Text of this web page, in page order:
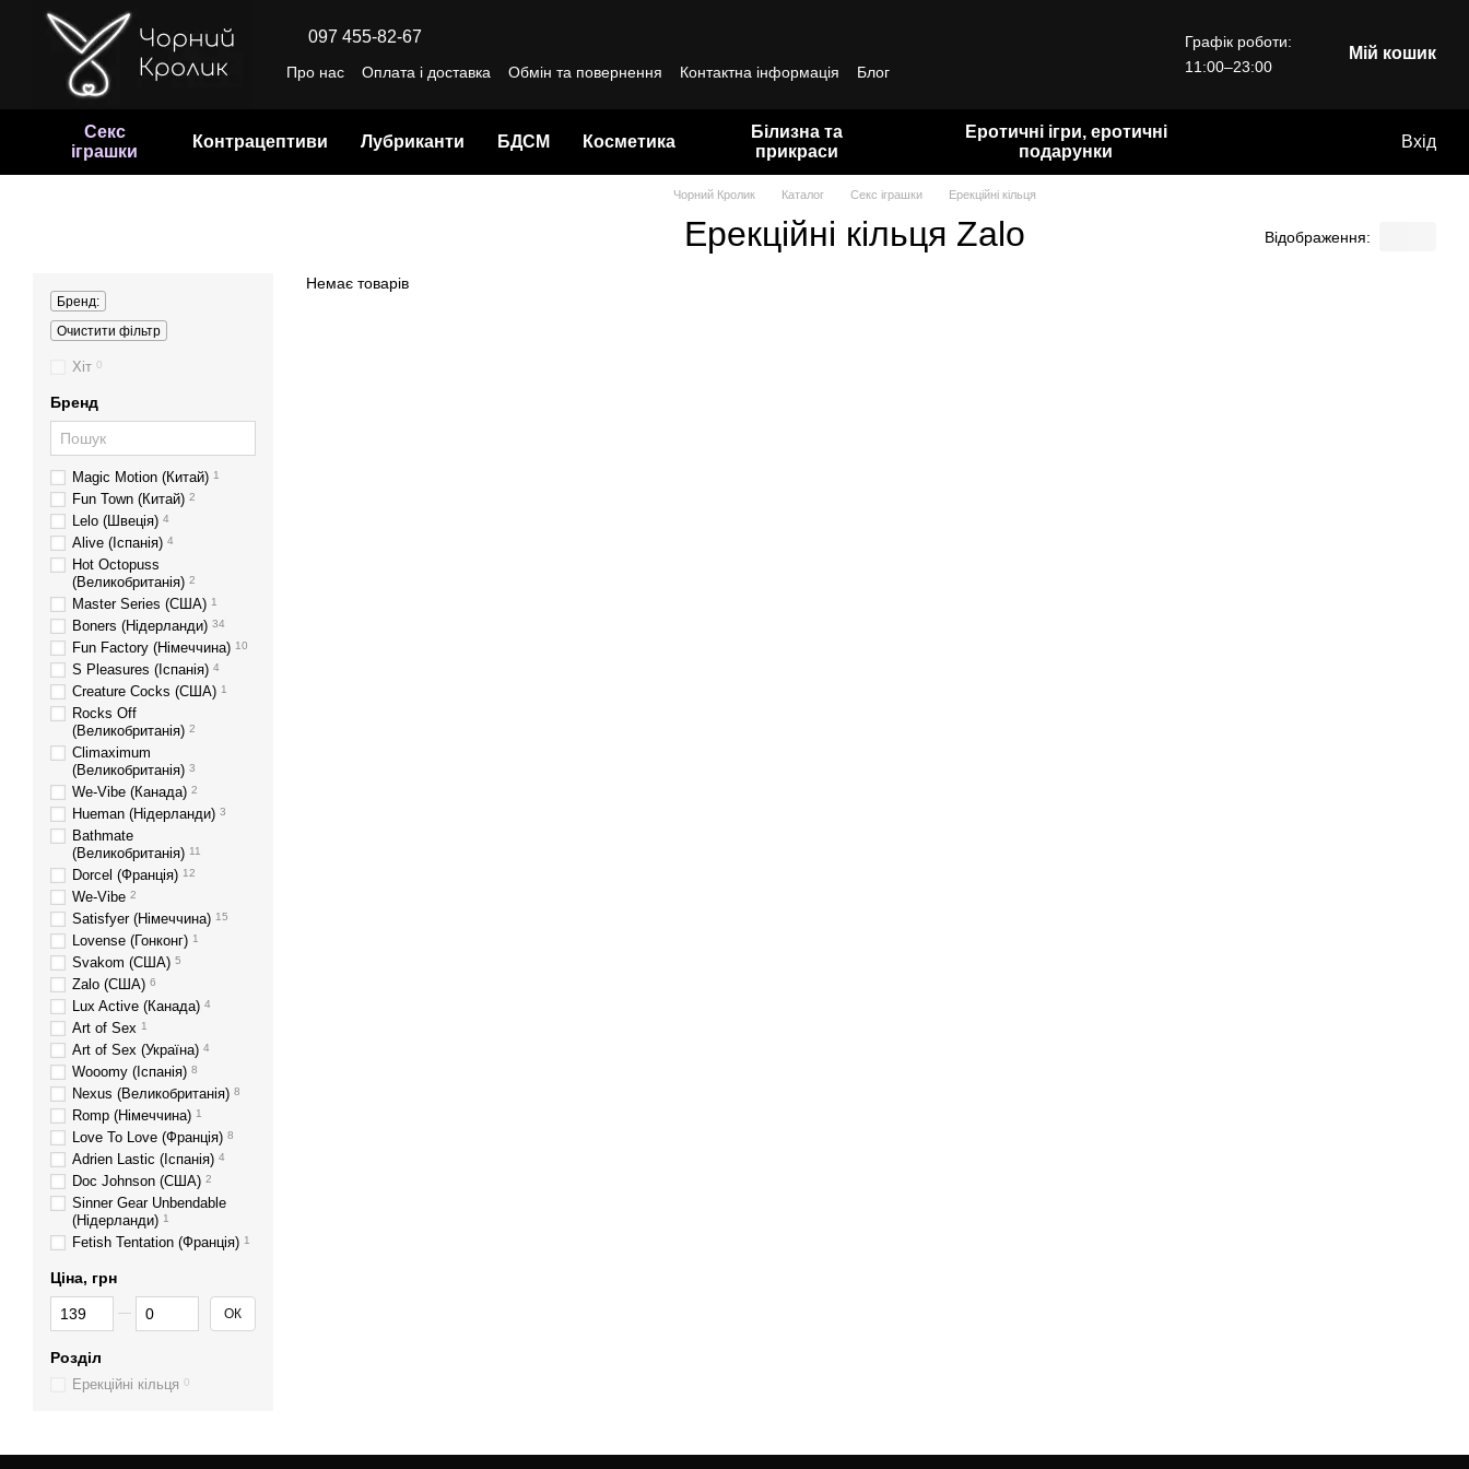
Перейти до основного контенту
097 455-82-67
Про нас Оплата і доставка Обмін та повернення Контактна інформація
Блог
Графік роботи:
11:00–23:00
Мій кошик
Секс
іграшки
Контрацептиви Лубриканти БДСМ Косметика
Білизна та
прикраси
Еротичні ігри, еротичні
подарунки
Вхід
Чорний Кролик Каталог Секс іграшки Ерекційні кільця
Ерекційні кільця Zalo Відображення:
Немає товарів
Бренд:
Очистити фільтр
Хіт 0
Бренд
Magic Motion (Китай) 1
Fun Town (Китай) 2
Lelo (Швеція) 4
Alive (Іспанія) 4
Hot Octopuss
(Великобританія) 2
Master Series (США) 1
Boners (Нідерланди) 34
Fun Factory (Німеччина) 10
S Pleasures (Іспанія) 4
Creature Cocks (США) 1
Rocks Off
(Великобританія) 2
Climaximum
(Великобританія) 3
We-Vibe (Канада) 2
Hueman (Нідерланди) 3
Bathmate
(Великобританія) 11
Dorcel (Франція) 12
We-Vibe 2
Satisfyer (Німеччина) 15
Lovense (Гонконг) 1
Svakom (США) 5
Zalo (США) 6
Lux Active (Канада) 4
Art of Sex 1
Art of Sex (Україна) 4
Wooomy (Іспанія) 8
Nexus (Великобританія) 8
Romp (Німеччина) 1
Love To Love (Франція) 8
Adrien Lastic (Іспанія) 4
Doc Johnson (США) 2
Sinner Gear Unbendable
(Нідерланди) 1
Fetish Tentation (Франція) 1
Ціна, грн
Від Ціна, грн
До Ціна, грн ОК
Розділ
Ерекційні кільця 0